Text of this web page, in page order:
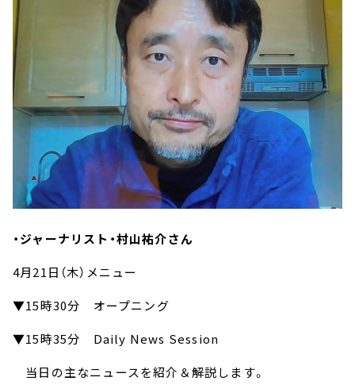
・ジャーナリスト・村山祐介さん
4月21日（木）メニュー
▼15時30分 オープニング
▼15時35分 Daily News Session
当日の主なニュースを紹介＆解説します。